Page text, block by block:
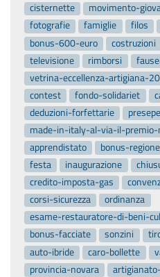
cisternette
movimento-
fotografie
famiglie filos
bonus-600-euro
costruzioni
televisione
rimborsi
vetrina-eccellenza-artigiana-
contest
fondo-solidariet
deduzioni-forfettarie
presepe
made-in-italy-al-via-il-
apprendistato
bonus-
festa
inaugurazione
credito-imposta-gas
corsi-sicurezza
ordinanza
esame-restauratore-di-beni-
bonus-facciate
sonzini
auto-ibride
caro-bollette
provincia-novara